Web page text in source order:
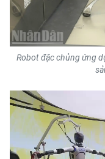
Robot đặc chủng ứng